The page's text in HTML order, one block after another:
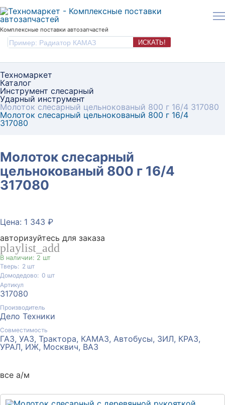
Комплексные поставки автозапчастей
ИСКАТЬ!
Техномаркет
Каталог
Инструмент слесарный
Ударный инструмент
Молоток слесарный цельнокованый 800 г 16/4 317080
Молоток слесарный цельнокованый 800 г 16/4
317080
Молоток слесарный
цельнокованый 800 г 16/4
317080
Цена: 1 343 ₽
авторизуйтесь для заказа
playlist_add
В наличии: 2 шт
Тверь: 2 шт
Домодедово: 0 шт
Артикул
317080
Производитель
Дело Техники
Совместимость
ГАЗ, УАЗ, Трактора, КАМАЗ, Автобусы, ЗИЛ, КРАЗ,
УРАЛ, ИЖ, Москвич, ВАЗ
все а/м